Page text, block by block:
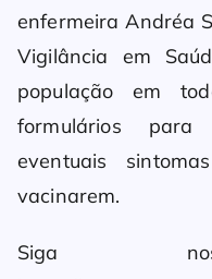
enfermeira Andréa
Vigilância em
população em
formulários
eventuais
vacinarem.
Siga